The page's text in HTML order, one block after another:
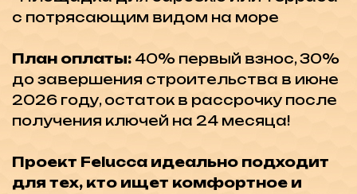
инвестиционных проектов на
Северном Кипре!
Недвижимость в этом
районе: